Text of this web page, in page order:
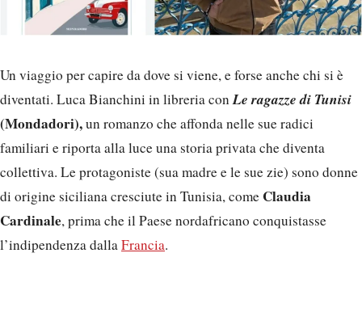
Un viaggio per capire da dove si viene, e forse anche chi si è
diventati. Luca Bianchini in libreria conLe ragazze di Tunisi
(Mondadori),un romanzo che affonda nelle sue radici
familiari e riporta alla luce una storia privata che diventa
collettiva. Le protagoniste (sua madre e le sue zie) sono donne
di origine siciliana cresciute in Tunisia, come Claudia
Cardinale, prima che il Paese nordafricano conquistasse
l’indipendenza dallaFrancia.